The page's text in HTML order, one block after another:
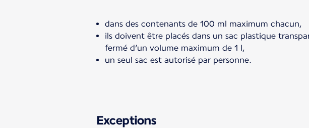
dans des contenants de 100 ml maximum chacun,
ils doivent être placés dans un sac plastique
fermé d’un volume maximum de 1 l,
un seul sac est autorisé par personne.
Exceptions